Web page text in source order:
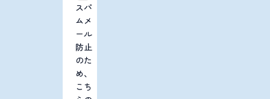
スパ
ムメ
ール
防止
のた
め、
こち